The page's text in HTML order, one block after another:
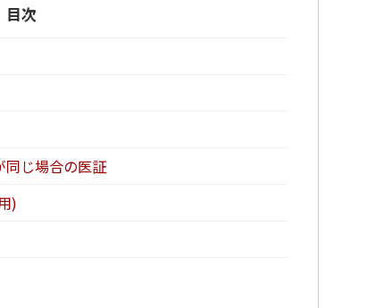
目次
同じ場合の医証
)